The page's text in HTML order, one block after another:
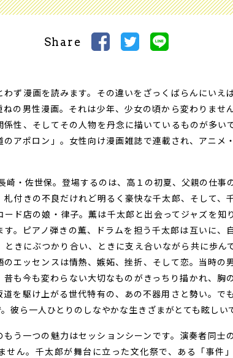
Share
ず漫画を読みます。その違いをざっくばらんにいえ
ねの男性漫画。それは少年、少女の頃から変わりませ
係性、そしてその人物を丹念に描いているものが多い
アポロン」。女性向け漫画雑誌で連載され、アニメ
・佐世保。登場するのは、高１の初夏、父親の仕事
札付きの不良だけれど明るく豪快な千太郎、そして、
ード店の娘・律子。薫は千太郎と出会ってジャズを知
す。ピアノ弾きの薫、ドラムを担う千太郎は互いに、
ときにぶつかり合い、ときに支え合いながら共に歩ん
のエッセンスは情熱、嫉妬、挫折、そして恋。当時の
昔も今も変わらない大切なものがきっちり描かれ、胸
を駆け上がる世代特有の、あの不器用さと勢い。で
彼ら一人ひとりのしなやかな生きざまがとても眩しい
う一つの魅力はセッションシーンです。演奏者同士
せん。千太郎が舞台に立った文化祭で、ある「事件